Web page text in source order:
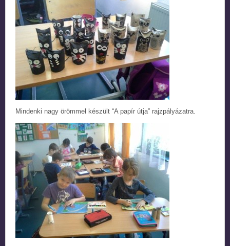
Mindenki nagy örömmel készült “A papír útja” rajzpályázatra.